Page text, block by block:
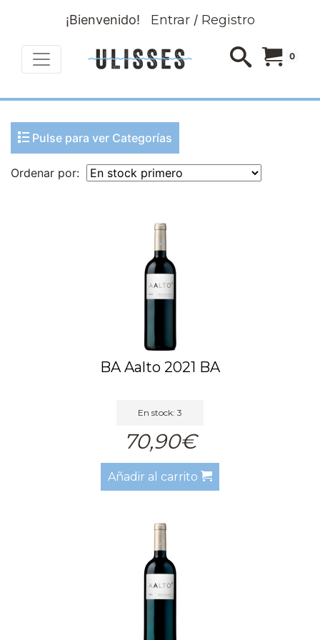
¡Bienvenido! Entrar/ Registro
0
Pulse para ver Categorías
Ordenar por:
BA Aalto 2021 BA
En stock: 3
70,90€
Añadir al carrito